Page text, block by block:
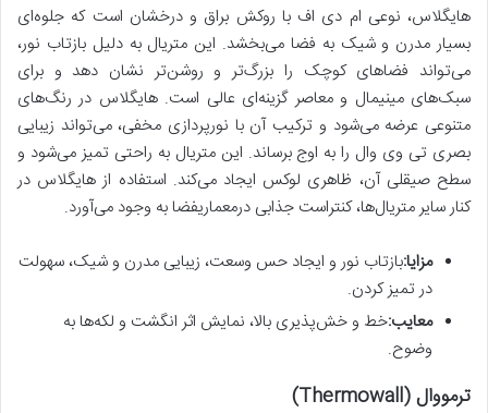
هایگلاس، نوعی ام دی اف با روکش براق و درخشان است که جلوه‌ای
بسیار مدرن و شیک به فضا می‌بخشد. این متریال به دلیل بازتاب نور،
می‌تواند فضاهای کوچک را بزرگ‌تر و روشن‌تر نشان دهد و برای
سبک‌های مینیمال و معاصر گزینه‌ای عالی است. هایگلاس در رنگ‌های
متنوعی عرضه می‌شود و ترکیب آن با نورپردازی مخفی، می‌تواند زیبایی
بصری تی وی وال را به اوج برساند. این متریال به راحتی تمیز می‌شود و
سطح صیقلی آن، ظاهری لوکس ایجاد می‌کند. استفاده از هایگلاس در
کنار سایر متریال‌ها، کنتراست جذابی درمعماریفضا به وجود می‌آورد.
مزایا:بازتاب نور و ایجاد حس وسعت، زیبایی مدرن و شیک، سهولت
در تمیز کردن.
معایب:خط و خش‌پذیری بالا، نمایش اثر انگشت و لکه‌ها به
وضوح.
ترمووال (Thermowall)